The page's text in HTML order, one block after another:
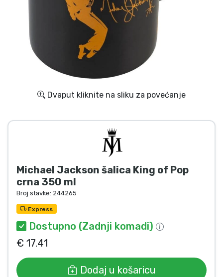
Dvaput kliknite na sliku za povećanje
Michael Jackson šalica King of Pop
crna 350 ml
Broj stavke: 244265
Express
Dostupno (Zadnji komadi)
€ 17.41
Dodaj u košaricu
Dostava i plaćanje
TV serija proizvodi
Film proizvodi
Crtani proizvodi
Anime proizvodi
Sportski proizvodi
Glazbeni proizvodi
Vrste proizvoda
Marke